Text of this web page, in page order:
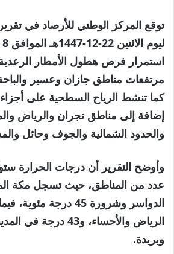
توقع المركز الوطني للأرصاد في
استمرار فرص هطول الأمطار
مرتفعات مناطق جازان وعسير
كما تنشط الرياح السطحية على
إضافة إلى مناطق نجران والرياض
والحدود الشمالية والجوف وحائل
وأوضح التقرير أن درجات الحرارة
عدد من المناطق، حيث تسجل مكة
الرياض والأحساء، و43
وبريدة.